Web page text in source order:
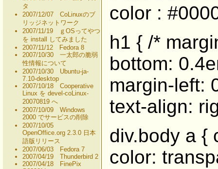
color :
h1 { /*
bottom:
margin-left:
text-align:
div.body a {
color:
タ
2007/12/07 CoLinuxのブ
リッジネットワーク
2007/11/19 ｇOSってやつ
を install してみました
2007/11/12 Fedora 8
2007/10/30 一太郎の脆弱
性情報について
2007/10/30 Ubuntu-ja-
7.10-desktop
2007/10/18 Cooperative
Linux を devel-coLinux-
20070819 へ
2007/10/09 Windows
2000 でサービスの削除
2007/10/05
OpenOffice.org 2.3.0 日本
語版リリース
2007/06/03 Fedora 7
2007/04/19 Thunderbird 2
2007/04/18 FinePix